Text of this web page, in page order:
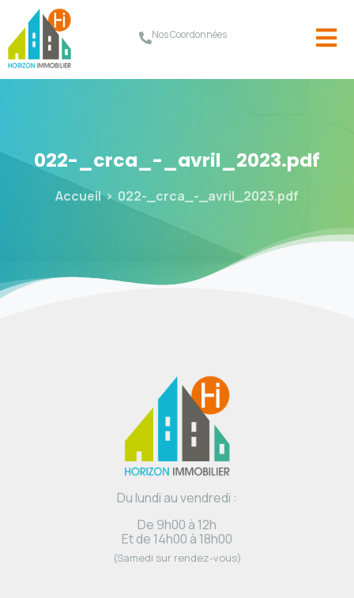
Nos Coordonnées
022-_crca_-_avril_2023.pdf
Accueil 022-_crca_-_avril_2023.pdf
Du lundi au vendredi :
De 9h00 à 12h
Et de 14h00 à 18h00
(Samedi sur rendez-vous)